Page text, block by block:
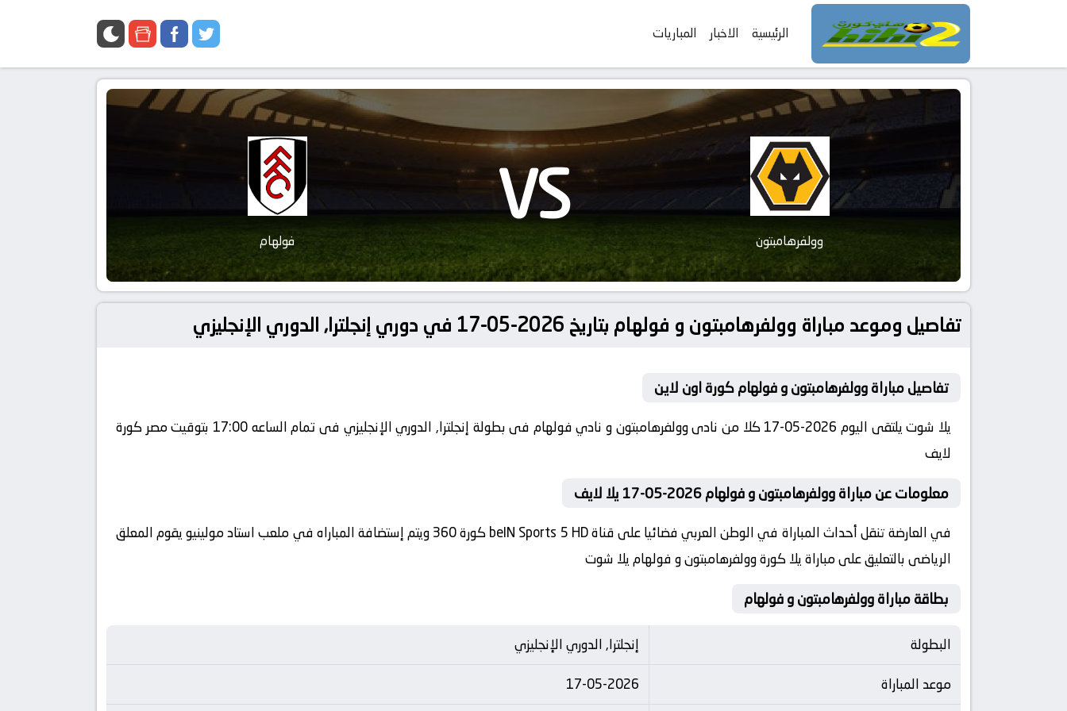
الرئيسية الاخبار المباريات
وولفرهامبتون VS فولهام
تفاصيل وموعد مباراة وولفرهامبتون و فولهام بتاريخ 2026-05-17 في دوري إنجلترا, الدوري الإنجليزي
تفاصيل مباراة وولفرهامبتون و فولهام كورة اون لاين
يلا شوت يلتقى اليوم 2026-05-17 كلا من نادى وولفرهامبتون و نادي فولهام فى بطولة إنجلترا, الدوري الإنجليزي فى تمام الساعه 17:00 بتوقيت مصر كورة
لايف
معلومات عن مباراة وولفرهامبتون و فولهام 2026-05-17 يلا لايف
في العارضة تنقل أحداث المباراة في الوطن العربي فضائيا على قناة beIN Sports 5 HD كورة 360 ويتم إستضافة المباراه في ملعب استاد مولينيو يقوم المعلق
الرياضى بالتعليق على مباراة يلا كورة وولفرهامبتون و فولهام يلا شوت
بطاقة مباراة وولفرهامبتون و فولهام
البطولة
إنجلترا, الدوري الإنجليزي
موعد المباراة
17-05-2026